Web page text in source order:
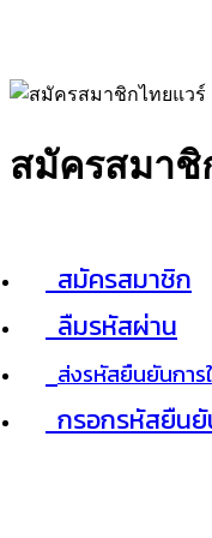
สมัครสมาชิ
สมัครสมาชิก
ลืมรหัสผ่าน
ส่งรหัสยืนยันการ
กรอกรหัสยืน